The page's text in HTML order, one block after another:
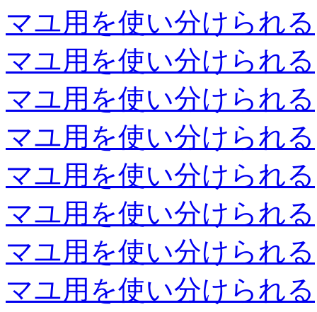
マユ用を使い分けられる
マユ用を使い分けられる
マユ用を使い分けられる
マユ用を使い分けられる
マユ用を使い分けられる
マユ用を使い分けられる
マユ用を使い分けられる
マユ用を使い分けられる